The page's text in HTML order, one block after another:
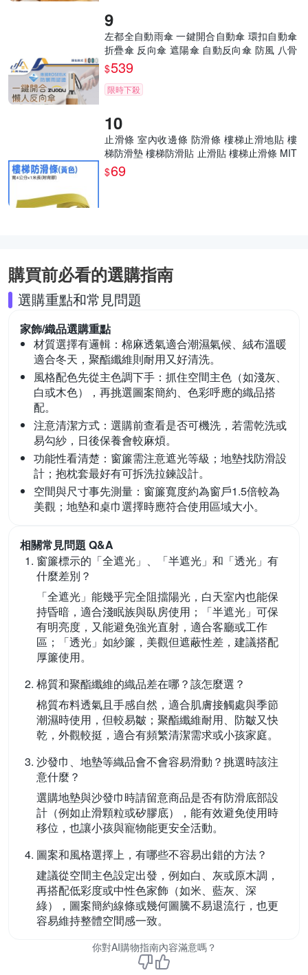
左都全自動雨傘 一鍵開合自動傘 環扣自動傘
折疊傘 反向傘 遮陽傘 自動反向傘 防風 八骨
自動傘
$539
限時下殺
止滑條 室內收邊條 防滑條 樓梯止滑地貼 樓
梯防滑墊 樓梯防滑貼 止滑貼 樓梯止滑條 MIT
-ASS4Y
$69
購買前必看的選購指南
選購重點和常見問題
家飾/織品選購重點
材質選擇有邏輯： 棉麻透氣適合潮濕氣候、絨布溫暖
適合冬天，聚酯纖維則耐用又好清洗。
風格配色先從主色調下手： 抓住空間主色（如淺灰、
白或木色），再挑選圖案簡約、色彩呼應的織品搭
配。
注意清潔方式： 選購前查看是否可機洗，若需乾洗或
易勾紗，日後保養會較麻煩。
功能性看清楚： 窗簾需注意遮光等級；地墊找防滑設
計；抱枕套最好有可拆洗拉鍊設計。
空間與尺寸事先測量： 窗簾寬度約為窗戶1.5倍較為
美觀；地墊和桌巾選擇時應符合使用區域大小。
相關常見問題 Q&A
窗簾標示的「全遮光」、「半遮光」和「透光」有
什麼差別？
「全遮光」能幾乎完全阻擋陽光，白天室內也能保
持昏暗，適合淺眠族與臥房使用；「半遮光」可保
有明亮度，又能避免強光直射，適合客廳或工作
區；「透光」如紗簾，美觀但遮蔽性差，建議搭配
厚簾使用。
棉質和聚酯纖維的織品差在哪？該怎麼選？
棉質布料透氣且手感自然，適合肌膚接觸處與季節
潮濕時使用，但較易皺；聚酯纖維耐用、防皺又快
乾，外觀較挺，適合有頻繁清潔需求或小孩家庭。
沙發巾、地墊等織品會不會容易滑動？挑選時該注
意什麼？
選購地墊與沙發巾時請留意商品是否有防滑底部設
計（例如止滑顆粒或矽膠底），能有效避免使用時
移位，也讓小孩與寵物能更安全活動。
圖案和風格選擇上，有哪些不容易出錯的方法？
建議從空間主色設定出發，例如白、灰或原木調，
再搭配低彩度或中性色家飾（如米、藍灰、深
綠），圖案簡約線條或幾何圖騰不易退流行，也更
容易維持整體空間感一致。
你對AI購物指南內容滿意嗎？